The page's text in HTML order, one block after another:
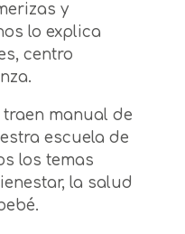
y
lo explica
centro
traen manual de
escuela de
los temas
la salud